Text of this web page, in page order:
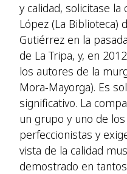
y calidad, solicitase la
López (La Biblioteca)
Gutiérrez en la
de La Tripa, y, en
los autores de la
Mora-Mayorga). Es
significativo. La
un grupo y uno de
perfeccionistas y
vista de la calidad
demostrado en